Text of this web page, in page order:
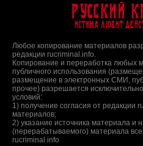
Русский
Истина любит
Любое копирование материалов
редакции rucriminal.info.
Копирование и переработка любых
публичного использования
размещение в электронных СМИ,
прочее) разрешается
условий:
1) получение согласия от редакции
материалов;
2) указание источника материала и
(перерабатываемого) материала
rucriminal.info